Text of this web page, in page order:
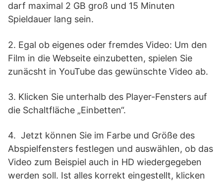
darf maximal 2 GB groß und 15 Minuten
Spieldauer lang sein.
2. Egal ob eigenes oder fremdes Video: Um den
Film in die Webseite einzubetten, spielen Sie
zunäcsht in YouTube das gewünschte Video ab.
3. Klicken Sie unterhalb des Player-Fensters auf
die Schaltfläche „Einbetten“.
4. Jetzt können Sie im Farbe und Größe des
Abspielfensters festlegen und auswählen, ob das
Video zum Beispiel auch in HD wiedergegeben
werden soll. Ist alles korrekt eingestellt, klicken